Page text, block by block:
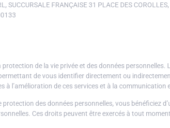
SUCCURSALE FRANÇAISE 31 PLACE DES
de la vie privée et des données
de vous identifier directement ou
à l’amélioration de ces services et à la communication
des données personnelles, vous bénéficiez
Ces droits peuvent être exercés à tout